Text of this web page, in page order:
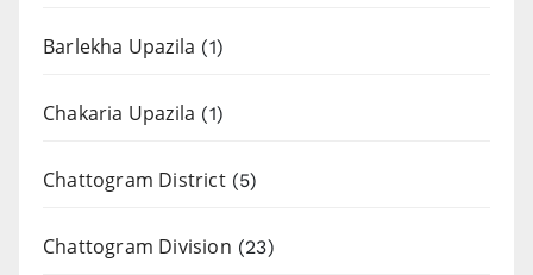
Barlekha Upazila (1)
Chakaria Upazila (1)
Chattogram District(5)
Chattogram Division (23)